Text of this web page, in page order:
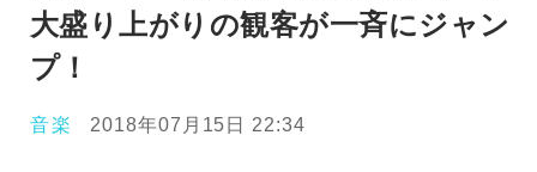
大盛り上がりの観客が一斉にジャン
プ！
音楽 2018年07月15日 22:34